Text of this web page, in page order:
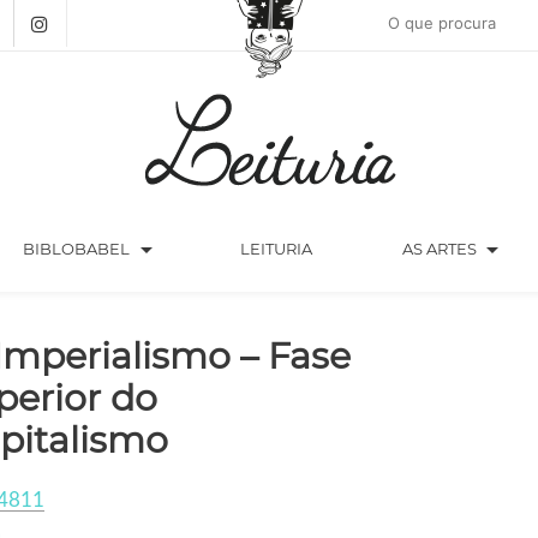
BIBLOBABEL arrow_drop_down LEITURIA AS ARTES arrow_drop_down
– Fase
do